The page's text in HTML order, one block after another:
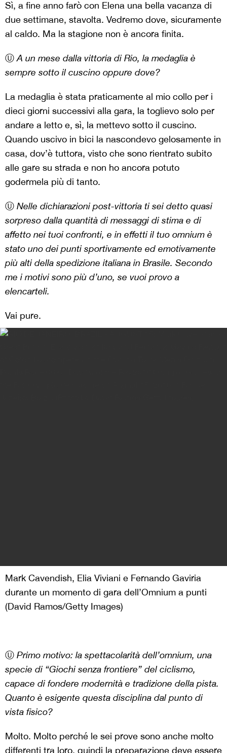
Sì, a fine anno farò con Elena una bella vacanza di
due settimane, stavolta. Vedremo dove, sicuramente
al caldo. Ma la stagione non è ancora finita.
ⓊA un mese dalla vittoria di Rio, la medaglia è
sempre sotto il cuscino oppure dove?
La medaglia è stata praticamente al mio collo per i
dieci giorni successivi alla gara, la toglievo solo per
andare a letto e, sì, la mettevo sotto il cuscino.
Quando uscivo in bici la nascondevo gelosamente in
casa, dov’è tuttora, visto che sono rientrato subito
alle gare su strada e non ho ancora potuto
godermela più di tanto.
Ⓤ Nelle dichiarazioni post-vittoria ti sei detto quasi
sorpreso dalla quantità di messaggi di stima e di
affetto nei tuoi confronti, e in effetti il tuo omnium è
stato uno dei punti sportivamente ed emotivamente
più alti della spedizione italiana in Brasile. Secondo
me i motivi sono più d’uno, se vuoi provo a
elencarteli.
Vai pure.
Mark Cavendish, Elia Viviani e Fernando Gaviria
durante un momento di gara dell’Omnium a punti
(David Ramos/Getty Images)
Ⓤ Primo motivo: la spettacolarità dell’omnium, una
specie di “Giochi senza frontiere” del ciclismo,
capace di fondere modernità e tradizione della pista.
Quanto è esigente questa disciplina dal punto di
vista fisico?
Molto. Molto perché le sei prove sono anche molto
differenti tra loro, quindi la preparazione deve essere